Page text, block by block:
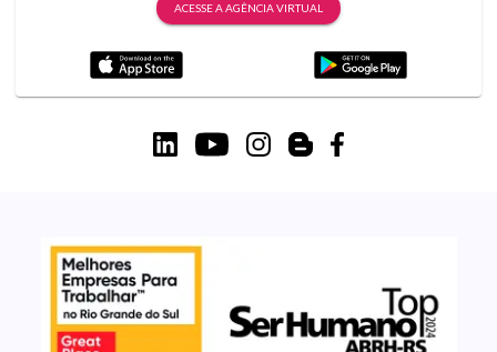
ACESSE A AGÊNCIA VIRTUAL